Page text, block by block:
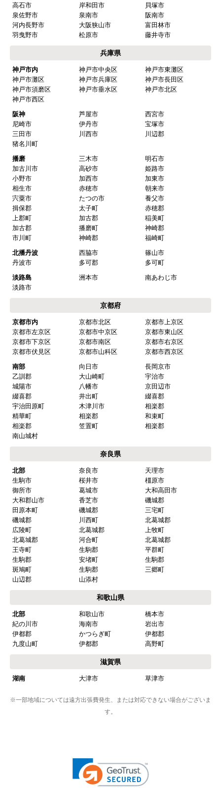
高石市
岸和田市
貝塚市
泉佐野市
泉南市
阪南市
河内長野市
大阪狭山市
富田林市
羽曳野市
松原市 藤井寺市
兵庫県
神戸市内 神戸市中央区
神戸市東灘区
神戸市灘区
神戸市兵庫区
神戸市長田区
神戸市須磨区
神戸市垂水区
神戸市北区
神戸市西区
阪神
芦屋市
西宮市
尼崎市
伊丹市
宝塚市
三田市
川西市
川辺郡
猪名川町
播磨
三木市
明石市
加古川市
高砂市
姫路市
小野市
加西市
加東市
相生市
赤穂市
朝来市
宍粟市
たつの市
養父市
揖保郡
太子町
赤穂郡
上郡町
加古郡
稲美町
加古郡
播磨町
神崎郡
市川町
神崎郡
福崎町
北播丹波
西脇市
篠山市
丹波市
多可郡
多可町
淡路島
洲本市
南あわじ市
淡路市
京都府
京都市内 京都市北区
京都市上京区
京都市左京区
京都市中京区
京都市東山区
京都市下京区
京都市南区
京都市右京区
京都市伏見区
京都市山科区
京都市西京区
南部
向日市
長岡京市
乙訓郡
大山崎町
宇治市
城陽市
八幡市
京田辺市
綴喜郡
井出町
綴喜郡
宇治田原町
木津川市
相楽郡
精華町
相楽郡
和束町
相楽郡
笠置町
相楽郡
南山城村
奈良県
北部 奈良市
天理市
生駒市
桜井市
橿原市
御所市
葛城市
大和高田市
大和郡山市
香芝市
磯城郡
田原本町
磯城郡
三宅町
磯城郡
川西町
北葛城郡
広陵町
北葛城郡
上牧町
北葛城郡
河合町
北葛城郡
王寺町
生駒郡
平群町
生駒郡
安堵町
生駒郡
斑鳩町
生駒郡
三郷町
山辺郡
山添村
和歌山県
北部 和歌山市
橋本市
紀の川市
海南市
岩出市
伊都郡
かつらぎ町
伊都郡
九度山町
伊都郡 高野町
滋賀県
湖南 大津市 草津市
※一部地域については遠方出張費発生、または対応できない場合がございま
す。